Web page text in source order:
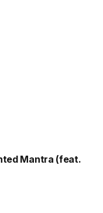
Mantra (feat.